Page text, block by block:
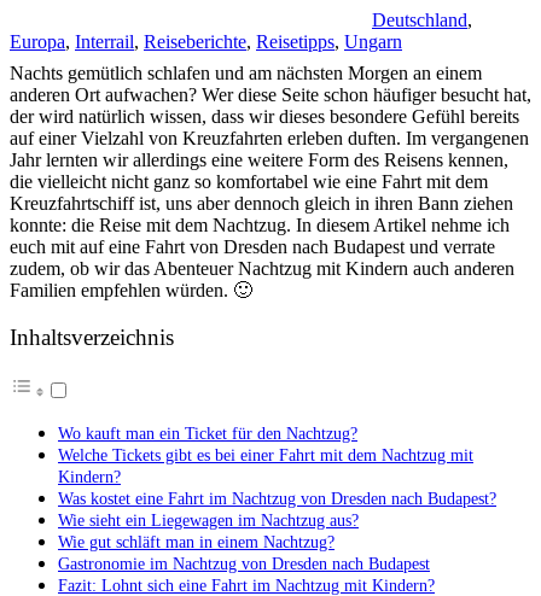
Deutschland,
Europa, Interrail, Reiseberichte, Reisetipps, Ungarn
Nachts gemütlich schlafen und am nächsten Morgen an einem
anderen Ort aufwachen? Wer diese Seite schon häufiger besucht hat,
der wird natürlich wissen, dass wir dieses besondere Gefühl bereits
auf einer Vielzahl von Kreuzfahrten erleben duften. Im vergangenen
Jahr lernten wir allerdings eine weitere Form des Reisens kennen,
die vielleicht nicht ganz so komfortabel wie eine Fahrt mit dem
Kreuzfahrtschiff ist, uns aber dennoch gleich in ihren Bann ziehen
konnte: die Reise mit dem Nachtzug. In diesem Artikel nehme ich
euch mit auf eine Fahrt von Dresden nach Budapest und verrate
zudem, ob wir das Abenteuer Nachtzug mit Kindern auch anderen
Familien empfehlen würden. 🙂
Inhaltsverzeichnis
Wo kauft man ein Ticket für den Nachtzug?
Welche Tickets gibt es bei einer Fahrt mit dem Nachtzug mit
Kindern?
Was kostet eine Fahrt im Nachtzug von Dresden nach Budapest?
Wie sieht ein Liegewagen im Nachtzug aus?
Wie gut schläft man in einem Nachtzug?
Gastronomie im Nachtzug von Dresden nach Budapest
Fazit: Lohnt sich eine Fahrt im Nachtzug mit Kindern?